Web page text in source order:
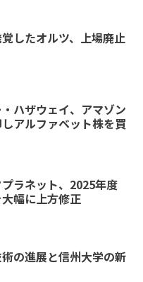
したオルツ、上場廃止
ハザウェイ、アマゾン
アルファベット株を買
ラネット、2025年度
幅に上方修正
の進展と信州大学の新